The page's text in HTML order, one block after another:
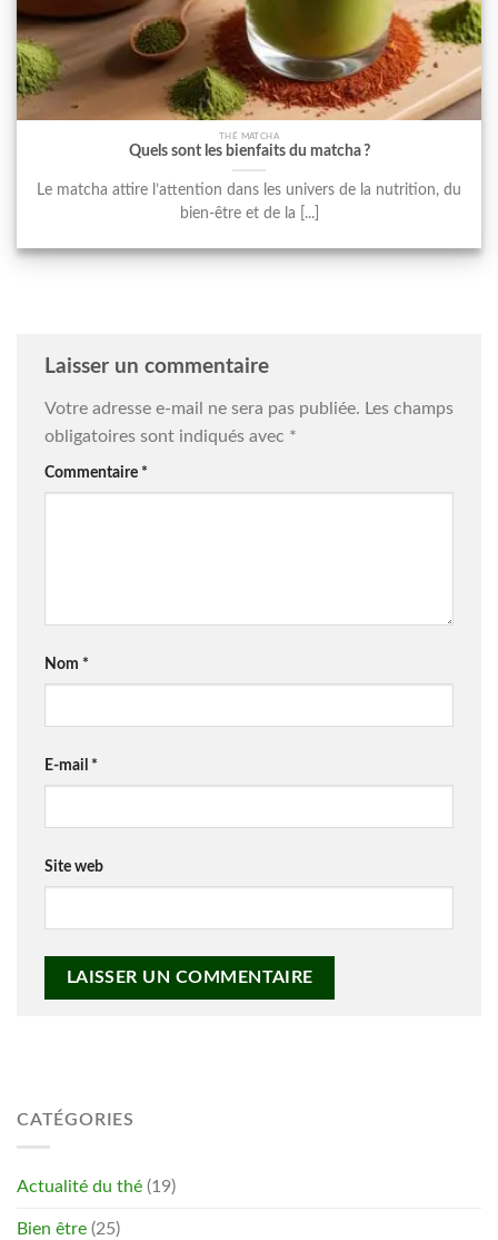
THÉ MATCHA
Quels sont les bienfaits du matcha ?
Le matcha attire l’attention dans les univers de la nutrition, du
bien-être et de la [...]
Laisser un commentaire
Votre adresse e-mail ne sera pas publiée. Les champs
obligatoires sont indiqués avec *
Commentaire *
Nom *
E-mail *
Site web
CATÉGORIES
Actualité du thé (19)
Bien être (25)